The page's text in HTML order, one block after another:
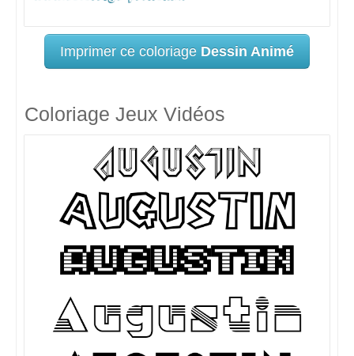
Imprimer ce coloriage Dessin Animé
Coloriage Jeux Vidéos